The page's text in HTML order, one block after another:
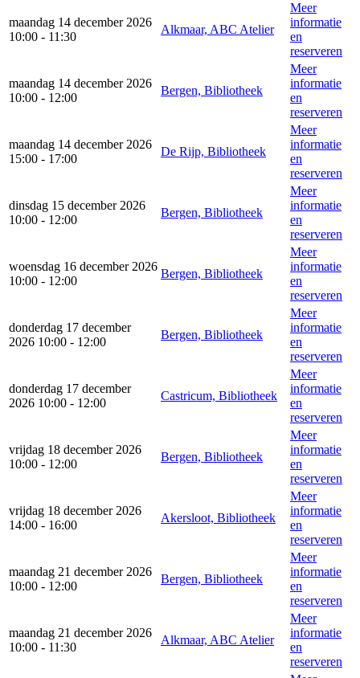
maandag 14 december 2026
10:00 - 11:30
Alkmaar, ABC Atelier
Meer
informatie
en
reserveren
maandag 14 december 2026
10:00 - 12:00
Bergen, Bibliotheek
Meer
informatie
en
reserveren
maandag 14 december 2026
15:00 - 17:00
De Rijp, Bibliotheek
Meer
informatie
en
reserveren
dinsdag 15 december 2026
10:00 - 12:00
Bergen, Bibliotheek
Meer
informatie
en
reserveren
woensdag 16 december 2026
10:00 - 12:00
Bergen, Bibliotheek
Meer
informatie
en
reserveren
donderdag 17 december
2026 10:00 - 12:00
Bergen, Bibliotheek
Meer
informatie
en
reserveren
donderdag 17 december
2026 10:00 - 12:00
Castricum, Bibliotheek
Meer
informatie
en
reserveren
vrijdag 18 december 2026
10:00 - 12:00
Bergen, Bibliotheek
Meer
informatie
en
reserveren
vrijdag 18 december 2026
14:00 - 16:00
Akersloot, Bibliotheek
Meer
informatie
en
reserveren
maandag 21 december 2026
10:00 - 12:00
Bergen, Bibliotheek
Meer
informatie
en
reserveren
maandag 21 december 2026
10:00 - 11:30
Alkmaar, ABC Atelier
Meer
informatie
en
reserveren